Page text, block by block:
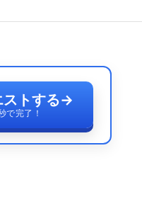
トする→
で完了！